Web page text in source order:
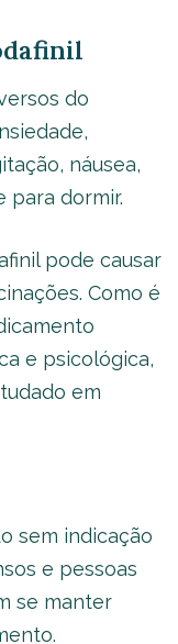
do
náusea,
para dormir.
pode causar
Como é
e psicológica,
em
sem indicação
e pessoas
se manter